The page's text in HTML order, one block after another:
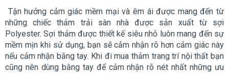
Tận hưởng cảm giác mềm mại và êm ái được mang đến từ
những chiếc thảm trải sàn nhà được sản xuất từ sợi
Polyester. Sợi thảm được thiết kế siêu nhỏ luôn mang đến sự
mềm mịn khi sử dụng, bạn sẽ cảm nhận rõ hơn cảm giác này
nếu cảm nhận bằng tay. Khi đi mua thảm trang trí nội thất bạn
cũng nên dùng bằng tay để cảm nhận rõ nét nhất những ưu